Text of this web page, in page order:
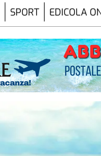
SPORT EDICOLA